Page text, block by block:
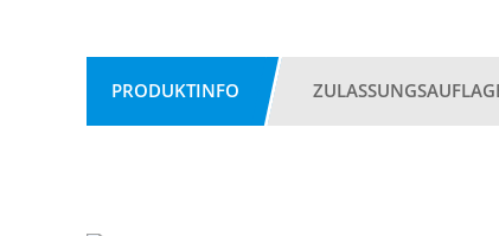
PRODUKTINFO